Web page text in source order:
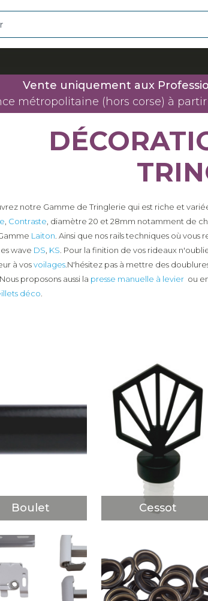
Vente uniquement aux
métropolitaine (hors corse) à partir
notre Gamme de Tringlerie qui est riche et
Contraste , diamètre 20 et 28mm notamment de
Laiton . Ainsi que nos rails techniques où vous
wave DS KS . Pour la finition de vos rideaux
à vosvoilages .N'hésitez pas à mettre des
proposons aussi la presse manuelle à levier ou
déco
Boulet
DÉCOUVRIR
Cessot
Cessot
DÉCOUVRIR